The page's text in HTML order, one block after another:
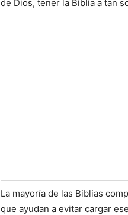
de Dios, tener la Biblia a tan
La mayoría de las Biblias
que ayudan a evitar cargar